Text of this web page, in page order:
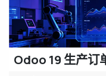
Odoo 19 生产订